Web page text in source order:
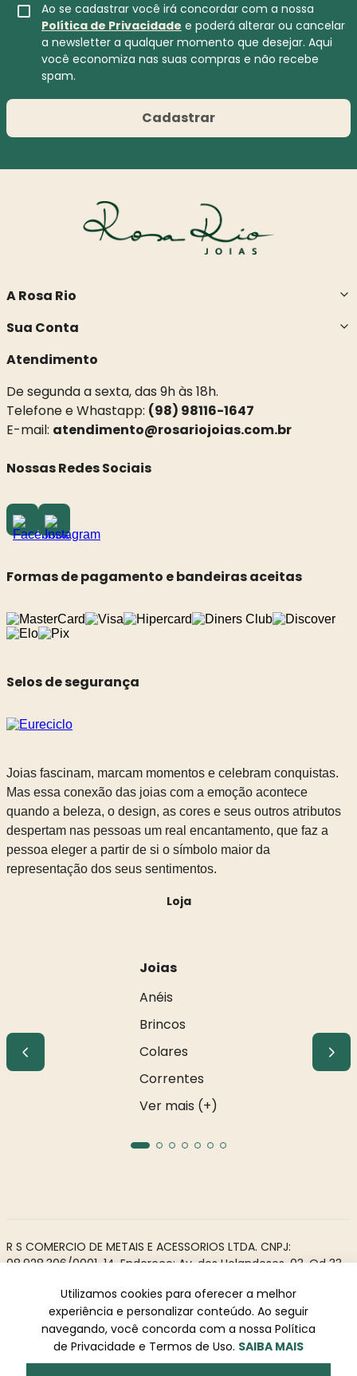
Ao se cadastrar você irá concordar com a nossa
Política de Privacidade e poderá alterar ou cancelar
a newsletter a qualquer momento que desejar. Aqui
você economiza nas suas compras e não recebe
spam.
Cadastrar
A Rosa Rio
Sua Conta
Atendimento
De segunda a sexta, das 9h às 18h.
Telefone e Whastapp: (98) 98116-1647
E-mail: atendimento@rosariojoias.com.br
Nossas Redes Sociais
Formas de pagamento e bandeiras aceitas
Selos de segurança
Joias fascinam, marcam momentos e celebram conquistas.
Mas essa conexão das joias com a emoção acontece
quando a beleza, o design, as cores e seus outros atributos
despertam nas pessoas um real encantamento, que faz a
pessoa eleger a partir de si o símbolo maior da
representação dos seus sentimentos.
Loja
Joias
Anéis
Brincos
Colares
Correntes
Ver mais (+)
R S COMERCIO DE METAIS E ACESSORIOS LTDA. CNPJ:
08.928.306/0001-14. Endereço: Av. dos Holandeses, 03, Qd 33,
Todos os direitos reservados à Rosa Rio - As informações não
podem ser reproduzidas total ou parcialmente sem
autorização prévia.
Utilizamos cookies para oferecer a melhor
experiência e personalizar conteúdo. Ao seguir
navegando, você concorda com a nossa Política
de Privacidade e Termos de Uso. SAIBA MAIS